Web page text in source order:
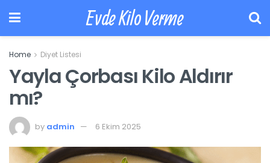
Evde Kilo Verme
Home Diyet Listesi
Yayla Çorbası Kilo Aldırır
mı?
by admin 6 Ekim 2025